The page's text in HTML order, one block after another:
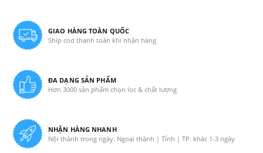
GIAO HÀNG TOÀN QUỐC
Ship cod thanh toán khi nhận hàng
ĐA DẠNG SẢN PHẨM
Hơn 3000 sản phẩm chọn lọc & chất lượng
NHẬN HÀNG NHANH
Nội thành trong ngày. Ngoại thành | Tỉnh | TP. khác 1-3 ngày